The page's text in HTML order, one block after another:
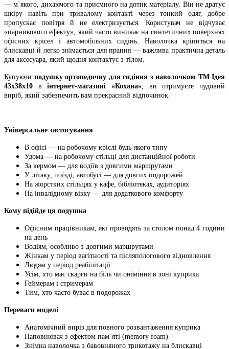
— м`якого, дихаючого та приємного на дотик матеріалу. Він не дратує
шкіру навіть при тривалому контакті через тонкий одяг, добре
пропускає повітря й не електризується. Користувач не відчуває
«парникового ефекту», який часто виникає на синтетичних поверхнях
офісних крісел і автомобільних сидінь. Наволочка кріпиться на
блискавці й легко знімається для прання — важлива практична деталь
для аксесуара, який щодня контактує з тілом.
Купуючи подушку ортопедичну для сидіння з наволочкою ТМ Ідея
43х38х10
вінтернет-магазині «Кохана», ви отримуєте чудовий
виріб, який забезпечить вам прекрасний відпочинок.
Універсальне застосування
В офісі — на робочому кріслі будь-якого типу
Удома — на робочому стільці для дистанційної роботи
За кермом — для водіїв з довгими маршрутами
У літаку, поїзді, автобусі — для довгих подорожей
На жорстких стільцях у кафе, бібліотеках, аудиторіях
На інвалідному візку — для додаткового комфорту
Кому підійде ця подушка
Офісним працівникам, які проводять за столом понад 4 години
на день
Водіям, особливо з довгими маршрутами
Жінкам у період вагітності та післяпологового відновлення
Людям у період реабілітації
Усім, хто має скарги на біль чи оніміння в зоні куприка
Геймерам і стримерам
Тим, хто часто буває в подорожах
Переваги моделі
Анатомічний виріз для повного розвантаження куприка
Наповнювач з ефектом пам`яті (memory foam)
Знімна наволочка з бавовняного трикотажу на блискавці